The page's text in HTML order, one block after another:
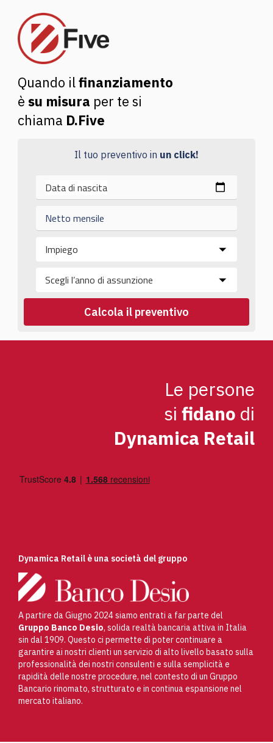
Quando ilfinanziamento
è su misura per te si
chiama D.Five
Il tuo preventivo in un click!
Le persone
si fidano di
Dynamica Retail
Dynamica Retail è una società del gruppo
A partire da Giugno 2024 siamo entrati a far parte del
Gruppo Banco Desio, solida realtà bancaria attiva in Italia
sin dal 1909. Questo ci permette di poter continuare a
garantire ai nostri clienti un servizio di alto livello basato sulla
professionalità dei nostri consulenti e sulla semplicità e
rapidità delle nostre procedure, nel contesto di un Gruppo
Bancario rinomato, strutturato e in continua espansione nel
mercato italiano.